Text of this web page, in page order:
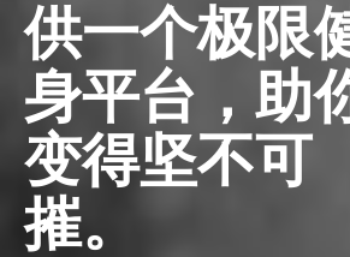
供一个极限
身平台，助
变得坚不可
摧。